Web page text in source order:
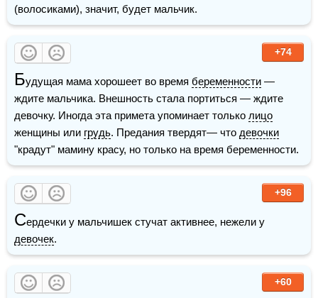
(волосиками), значит, будет мальчик.
+74
Будущая мама хорошеет во время беременности —
ждите мальчика. Внешность стала портиться — ждите
девочку. Иногда эта примета упоминает только лицо
женщины или грудь. Предания твердят— что девочки
"крадут" мамину красу, но только на время беременности.
+96
С
девочек.
+60